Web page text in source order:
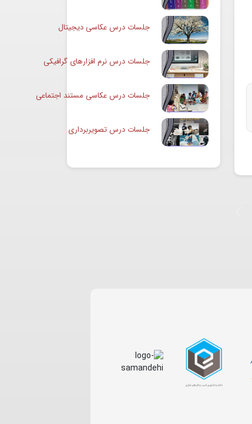
جلسات درس عکاسی دیجیتال
جلسات درس نرم افزارهای گرافیکی
جلسات درس عکاسی مستند اجتماعی
جلسات درس تصویربرداری